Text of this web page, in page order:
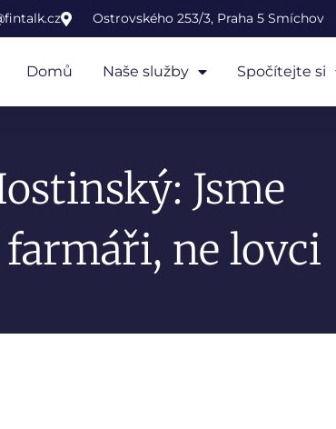
Ostrovského 253/3, Praha 5 Smíchov
Domů Naše služby Spočítejte si
Jsme
ne lovci